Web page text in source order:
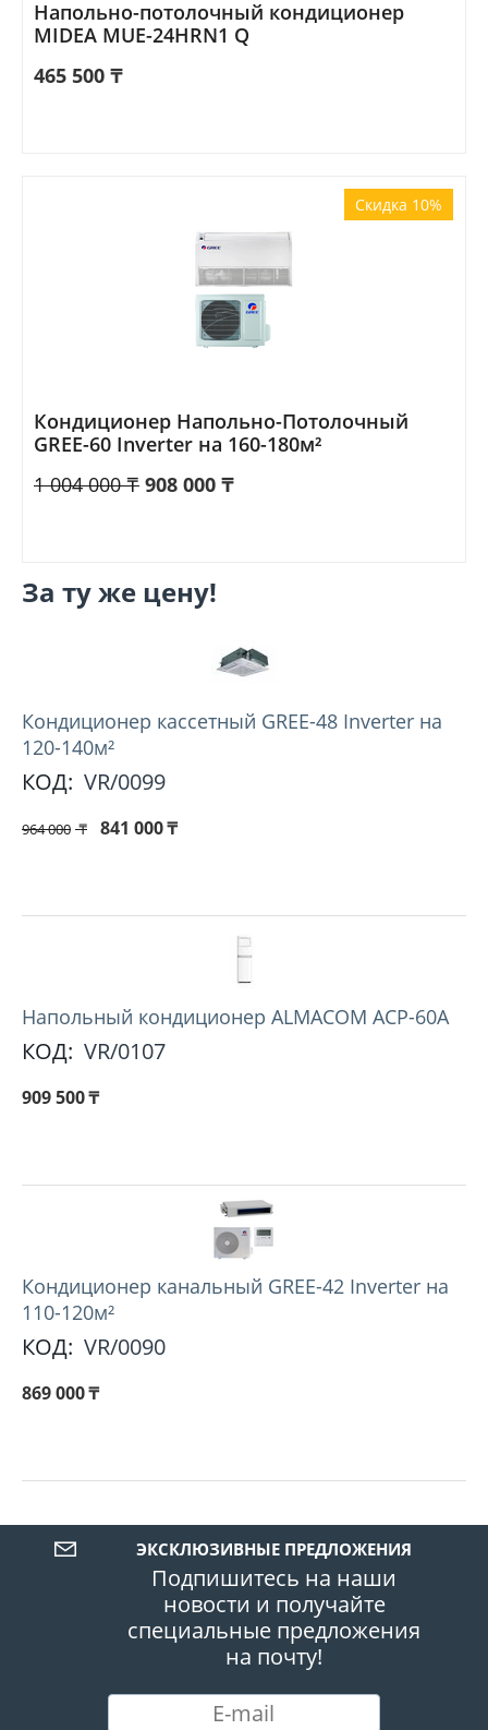
Напольно-потолочный кондиционер
MIDEA MUE-24HRN1 Q
465 500 ₸
Скидка 10%
Кондиционер Напольно-Потолочный
GREE-60 Inverter на 160-180м²
1 004 000 ₸ 908 000 ₸
За ту же цену!
Кондиционер кассетный GREE-48 Inverter на
120-140м²
КОД: VR/0099
964 000 ₸ 841 000₸
Напольный кондиционер ALMACOM ACP-60A
КОД: VR/0107
909 500₸
Кондиционер канальный GREE-42 Inverter на
110-120м²
КОД: VR/0090
869 000₸
ЭКСКЛЮЗИВНЫЕ ПРЕДЛОЖЕНИЯ
Подпишитесь на наши
новости и получайте
специальные предложения
на почту!